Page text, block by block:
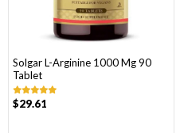
Solgar L-Arginine 1000 Mg 90
Tablet
$29.61